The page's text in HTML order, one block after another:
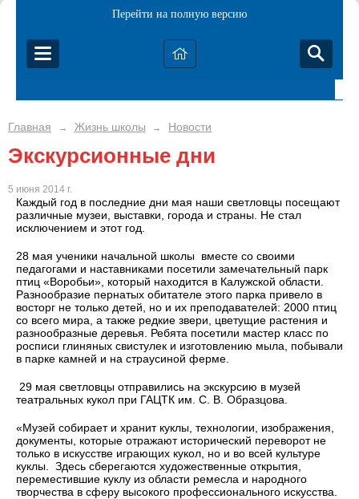
Перейти на полную версию
Главная → Жизнь школы → Новости
Экскурсионные дни
5 июня 2014 г.
Каждый год в последние дни мая наши светловцы посещают
различные музеи, выставки, города и страны. Не стал
исключением и этот год.
28 мая ученики начальной школы вместе со своими
педагогами и наставниками посетили замечательный парк
птиц «Воробьи», который находится в Калужской области.
Разнообразие пернатых обитателе этого парка привело в
восторг не только детей, но и их преподавателей: 2000 птиц
со всего мира, а также редкие звери, цветущие растения и
разнообразные деревья. Ребята посетили мастер класс по
росписи глиняных свистулек и изготовлению мыла, побывали
в парке камней и на страусиной ферме.
29 мая светловцы отправились на экскурсию в музей
театральных кукол при ГАЦТК им. С. В. Образцова.
«Музей собирает и хранит куклы, технологии, изображения,
документы, которые отражают исторический переворот не
только в искусстве играющих кукол, но и во всей культуре
куклы. Здесь сберегаются художественные открытия,
переместившие куклу из области ремесла и народного
творчества в сферу высокого профессионального искусства.